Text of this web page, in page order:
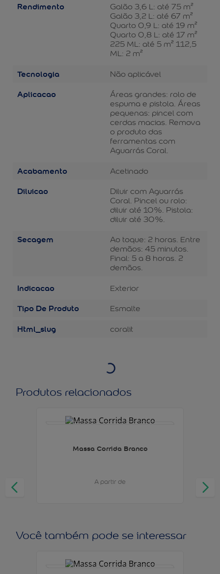
Rendimento
Galão 3,6 L: até 75 m²
Galão 3,2 L: até 67 m²
Quarto 0,9 L: até 19 m²
Quarto 0,8 L: até 17 m²
225 ML: até 5 m² 112,5
ML: 2 m²
Tecnologia Não aplicável
Aplicacao
Áreas grandes: rolo de
espuma e pistola. Áreas
pequenas: pincel com
cerdas macias. Remova
o produto das
ferramentas com
Aguarrás Coral.
Acabamento Acetinado
Diluicao
Diluir com Aguarrás
Coral. Pincel ou rolo:
diluir até 10%. Pistola:
diluir até 30%.
Secagem
Ao toque: 2 horas. Entre
demãos: 45 minutos.
Final: 5 a 8 horas. 2
demãos.
Indicacao Exterior
Tipo De Produto Esmalte
Html_slug coralit
Produtos relacionados
Massa Corrida Branco
A partir de
Você também pode se interessar